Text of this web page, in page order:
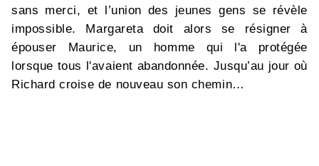
sans merci, et l’union des jeunes gens se révèle
impossible. Margareta doit alors se résigner à
épouser Maurice, un homme qui l'a protégée
lorsque tous l'avaient abandonnée. Jusqu’au jour où
Richard croise de nouveau son chemin…